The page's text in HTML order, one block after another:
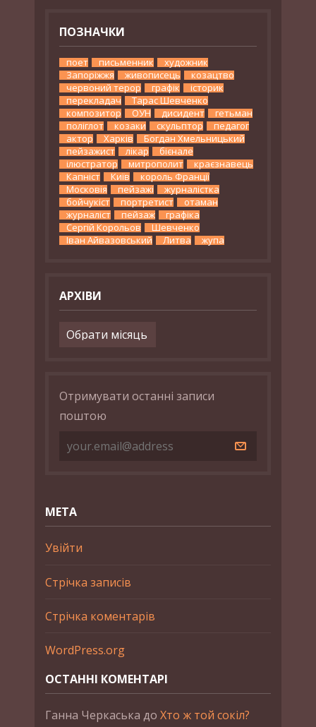
ПОЗНАЧКИ
поет письменник
художник
Запоріжжя
живописець
козацтво
червоний терор
графік
історик
перекладач
Тарас Шевченко
композитор
ОУН дисидент
гетьман
поліглот
козаки скульптор
педагог
актор
Харків
Богдан Хмельницький
пейзажист
лікар
бієнале
ілюстратор
митрополит
краєзнавець
Капніст
Київ
король Франції
Московія
пейзажі
журналістка
бойчукіст
портретист
отаман
журналіст
пейзаж
графіка
Сергій Корольов
Шевченко
Іван Айвазовський
Литва жупа
АРХІВИ
Архіви
Отримувати останні записи
поштою
МЕТА
Увійти
Стрічка записів
Стрічка коментарів
WordPress.org
ОСТАННІ КОМЕНТАРІ
Ганна Черкаська до Хто ж той сокіл?